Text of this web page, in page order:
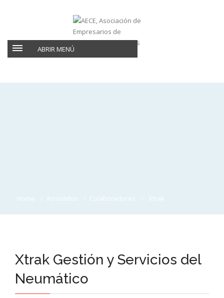
ABRIR MENÚ
Home Asociados Colaboradores Xtrak
Xtrak Gestión y Servicios del
Neumático